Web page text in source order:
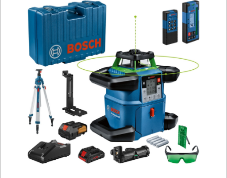
OBRÓBKA
DREWNA
OBRÓBKA
METALU
WARSZTATOWE
RĘCZNE
NARZĘDZIA
OSPRZĘT